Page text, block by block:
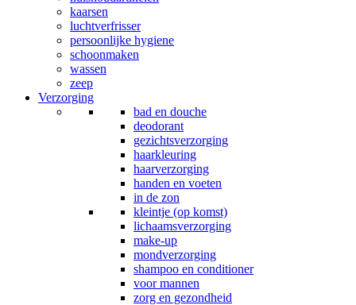
kaarsen
luchtverfrisser
persoonlijke hygiene
schoonmaken
wassen
zeep
Verzorging
bad en douche
deodorant
gezichtsverzorging
haarkleuring
haarverzorging
handen en voeten
in de zon
kleintje (op komst)
lichaamsverzorging
make-up
mondverzorging
shampoo en conditioner
voor mannen
zorg en gezondheid